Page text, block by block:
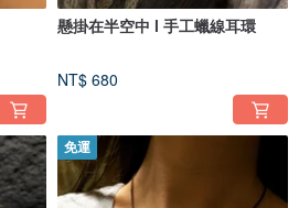
懸掛在半空中 l 手工蠟線耳環
NT$ 680
免運